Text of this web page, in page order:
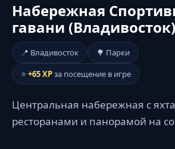
Набережная
гавани (Владивосток)
📍 Владивосток
🌳 Парки
⭐ +65 XPза посещение в игре
Центральная набережная с
ресторанами и панорамой на